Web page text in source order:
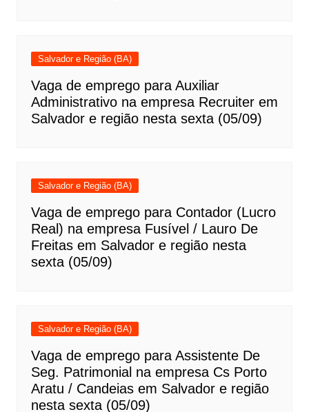
Salvador e Região (BA)
Vaga de emprego para Auxiliar
Administrativo na empresa Recruiter em
Salvador e região nesta sexta (05/09)
Salvador e Região (BA)
Vaga de emprego para Contador (Lucro
Real) na empresa Fusível / Lauro De
Freitas em Salvador e região nesta
sexta (05/09)
Salvador e Região (BA)
Vaga de emprego para Assistente De
Seg. Patrimonial na empresa Cs Porto
Aratu / Candeias em Salvador e região
nesta sexta (05/09)